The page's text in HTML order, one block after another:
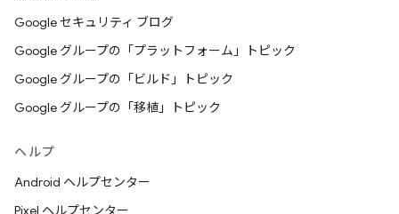
Google セキュリティ ブログ
Google グループの「プラットフォーム」トピック
Google グループの「ビルド」トピック
Google グループの「移植」トピック
ヘルプ
Android ヘルプセンター
Pixel ヘルプセンター